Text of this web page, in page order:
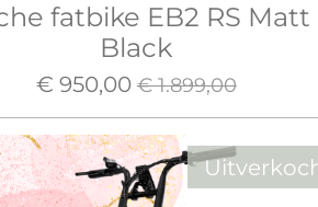
fatbike EB2 RS Matt
Black
€ 950,00 € 1.899,00